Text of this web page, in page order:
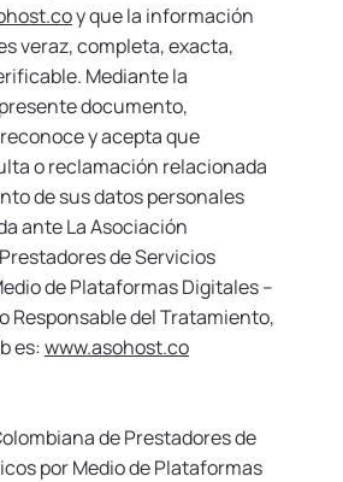
y que la información
veraz, completa, exacta,
Mediante la
documento,
y acepta que
o reclamación relacionada
de sus datos personales
ante La Asociación
de Servicios
de Plataformas Digitales –
Responsable del Tratamiento,
es:www.asohost.co
de Prestadores de
por Medio de Plataformas